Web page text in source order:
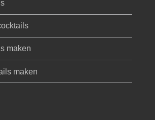
maken
maken